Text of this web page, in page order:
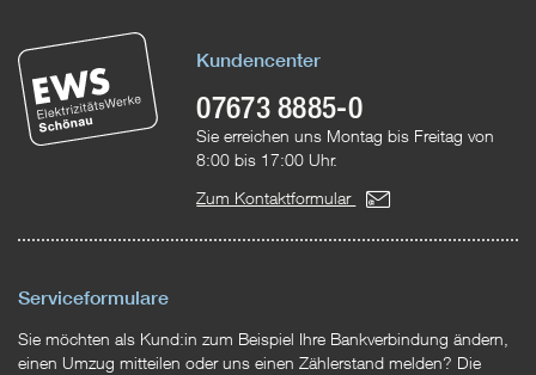
Kundencenter
07673 8885-0
Sie erreichen uns Montag bis Freitag von
8:00 bis 17:00 Uhr.
Zum Kontaktformular
Serviceformulare
Sie möchten als Kund:in zum Beispiel Ihre Bankverbindung ändern,
einen Umzug mitteilen oder uns einen Zählerstand melden? Die